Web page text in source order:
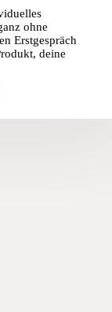
ohne
Erstgespräch
deine